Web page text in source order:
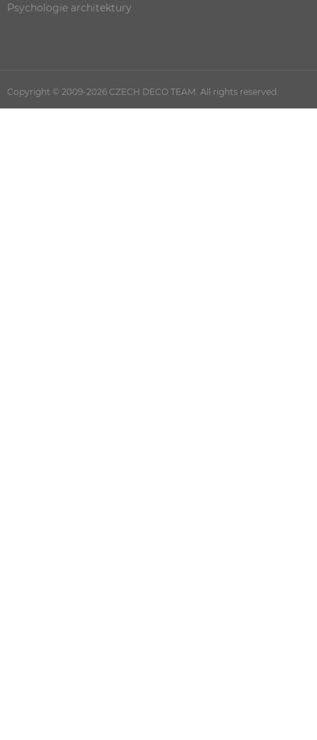
Psychologie architektury
Copyright © 2009-2026 CZECH DECO TEAM. All rights reserved.